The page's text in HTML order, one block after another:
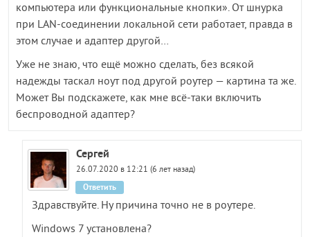
компьютера или функциональные кнопки». От шнурка
при LAN-соединении локальной сети работает, правда в
этом случае и адаптер другой…
Уже не знаю, что ещё можно сделать, без всякой
надежды таскал ноут под другой роутер — картина та же.
Может Вы подскажете, как мне всё-таки включить
беспроводной адаптер?
Сергей
26.07.2020 в 12:21 (6 лет назад)
Здравствуйте. Ну причина точно не в роутере.
Windows 7 установлена?
Ответить